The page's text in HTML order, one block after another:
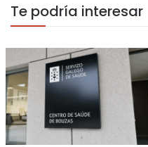
Te podría interesar